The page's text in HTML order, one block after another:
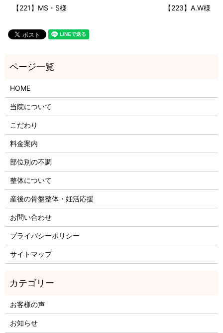
【221】MS・S様 【223】A.W様
HOME
当院について
こだわり
料金案内
部位別の不調
整体について
産後の骨盤整体・妊活応援
お問い合わせ
プライバシーポリシー
サイトマップ
お客様の声
お知らせ